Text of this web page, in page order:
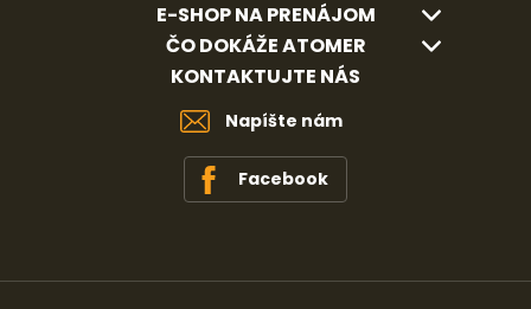
E-SHOP NA PRENÁJOM
ČO DOKÁŽE ATOMER
KONTAKTUJTE NÁS
Napíšte nám
Facebook